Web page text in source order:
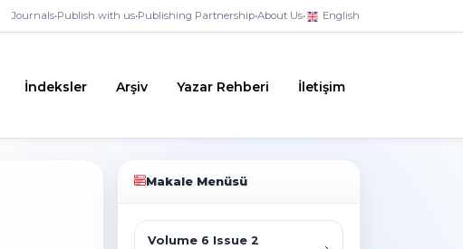
Journals•Publish with us•Publishing Partnership•About Us• English
İndeksler Arşiv Yazar Rehberi İletişim
Makale Menüsü
Volume 6 Issue 2